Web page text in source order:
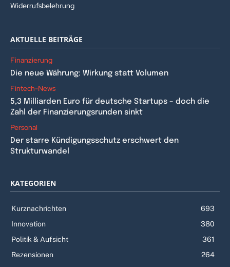
Widerrufsbelehrung
AKTUELLE BEITRÄGE
Finanzierung
Die neue Währung: Wirkung statt Volumen
Fintech-News
5,3 Milliarden Euro für deutsche Startups – doch die
Zahl der Finanzierungsrunden sinkt
Personal
Der starre Kündigungsschutz erschwert den
Strukturwandel
KATEGORIEN
Kurznachrichten
693
Innovation
380
Politik & Aufsicht
361
Rezensionen
264